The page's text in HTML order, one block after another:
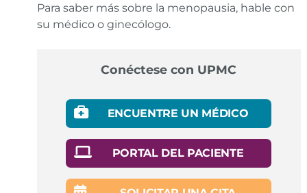
Para saber más sobre la menopausia, hable con
su médico o ginecólogo.
Conéctese con UPMC
ENCUENTRE UN MÉDICO
PORTAL DEL PACIENTE